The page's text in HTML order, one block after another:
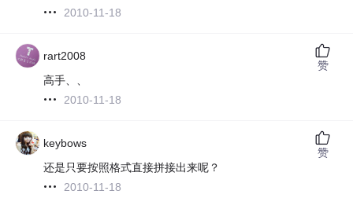
2010-11-18
rart2008
高手、、
2010-11-18
赞
keybows
还是只要按照格式直接拼接出来呢？
2010-11-18
赞